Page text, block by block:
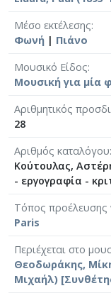
Μέσο εκτέλεσης
Φωνή | Πιάνο
Μουσικό Είδος
Μουσική για μία
Αριθμητικός
28
Αριθμός καταλόγου
Κούτουλας,
- εργογραφία -
Τόπος προέλευσης
Paris
Περιέχεται στο
Θεοδωράκης,
Μιχαήλ)